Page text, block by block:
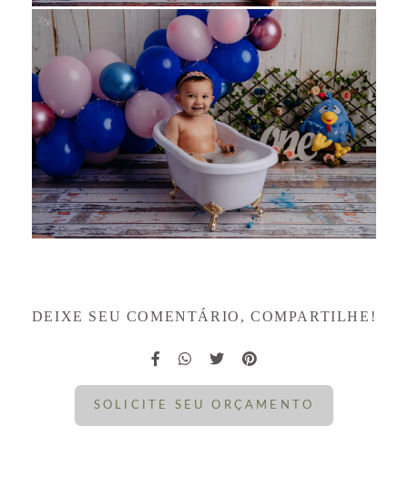
DEIXE SEU COMENTÁRIO, COMPARTILHE!
SOLICITE SEU ORÇAMENTO